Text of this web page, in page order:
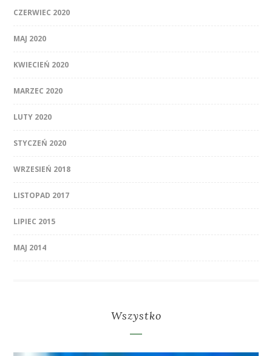
CZERWIEC 2020
MAJ 2020
KWIECIEŃ 2020
MARZEC 2020
LUTY 2020
STYCZEŃ 2020
WRZESIEŃ 2018
LISTOPAD 2017
LIPIEC 2015
MAJ 2014
Wszystko